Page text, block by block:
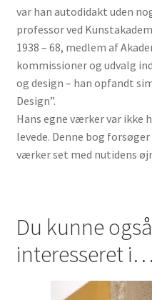
var han autodidakt uden
professor ved
1938 – 68, medlem af
kommissioner og udvalg
og design – han opfandt
Design”.
Hans egne værker var ikke
levede. Denne bog
værker set med nutidens
Du kunne
interesseret i…